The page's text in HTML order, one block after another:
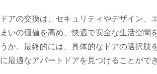
アの交換は、セキュリティやデザイン、
いの価値を高め、快適で安全な生活空
か。最終的には、具体的なドアの選択肢
最適なアパートドアを見つけることがで